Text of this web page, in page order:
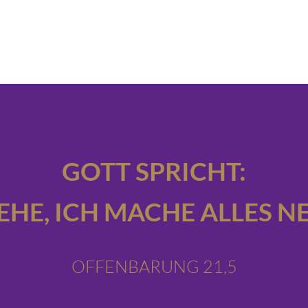
GOTT SPRICHT:
ICH MACHE ALLES
OFFENBARUNG 21,5